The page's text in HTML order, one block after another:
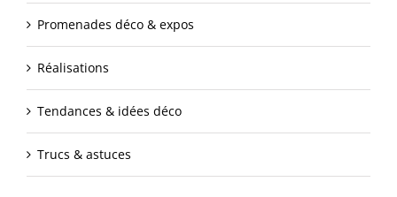
Promenades déco & expos
Réalisations
Tendances & idées déco
Trucs & astuces